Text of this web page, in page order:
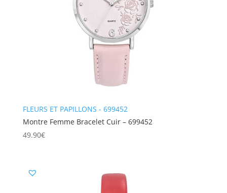
FLEURS ET PAPILLONS - 699452
Montre Femme Bracelet Cuir – 699452
49.90€